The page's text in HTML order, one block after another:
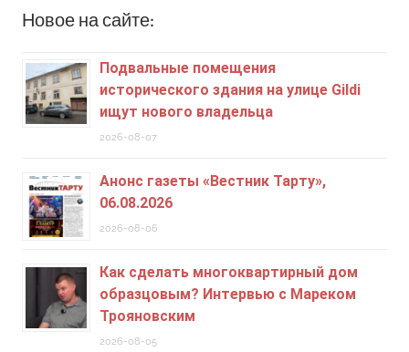
Новое на сайте:
Подвальные помещения
исторического здания на улице Gildi
ищут нового владельца
2026-08-07
Анонс газеты «Вестник Тарту»,
06.08.2026
2026-08-06
Как сделать многоквартирный дом
образцовым? Интервью с Мареком
Трояновским
2026-08-05